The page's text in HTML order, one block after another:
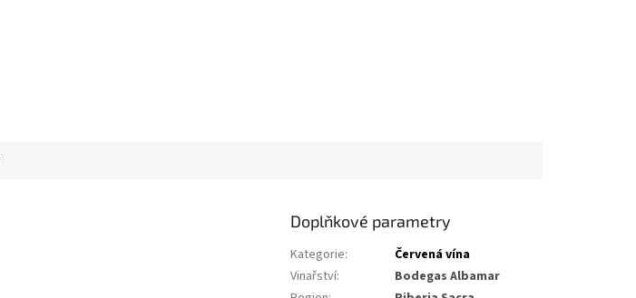
Doplňkové parametry
Kategorie:
Červená vína
Vinařství:
Bodegas Albamar